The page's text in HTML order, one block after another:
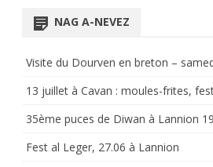
NAG A-NEVEZ
Visite du Dourven en breton –
13 juillet à Cavan : moules-frites,
35ème puces de Diwan à Lannion
Fest al Leger, 27.06 à Lannion